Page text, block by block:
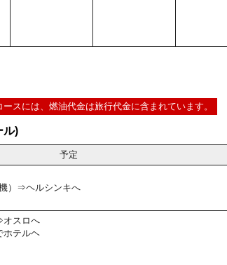
スには、燃油代金は旅行代金に含まれています。
ル)
予定
）⇒ヘルシンキへ
スロへ
ホテルヘ